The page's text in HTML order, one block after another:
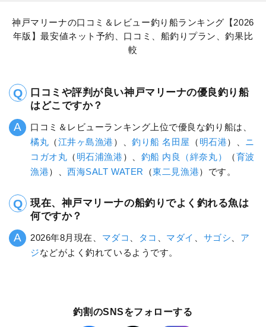
神戸マリーナの口コミ＆レビュー釣り船ランキング【2026
年版】最安値ネット予約、口コミ、船釣りプラン、釣果比
較
口コミや評判が良い神戸マリーナの優良釣り船
はどこですか？
口コミ＆レビューランキング上位で優良な釣り船は、
橘丸 （江井ヶ島漁港 ）、釣り船 名田屋 （ 明石港）、 ニ
コガオ丸 （ 明石浦漁港 ）、 釣船 内良（絆奈丸） （育波
漁港）、西海SALT WATER （東二見漁港）です。
現在、神戸マリーナの船釣りでよく釣れる魚は
何ですか？
2026年8月現在、 マダコ タコ マダイ サゴシ
ア
ジなどがよく釣れているようです。
釣割のSNSをフォローする